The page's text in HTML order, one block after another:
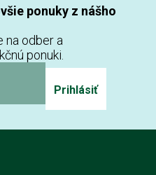
ponuky z nášho
na odber a
ponuki.
Prihlásiť